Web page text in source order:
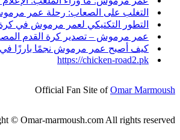
التغلب على الصعاب: رحلة عمر
التطور التكتيكي لعمر مرموش في
عمر مرموش – تصدير كرة القدم
كيف أصبح عمر مرموش نجمًا بارزًا في
https://chicken-road2.pk
Official Fan Site ofOmar Marmoush
© Omar-marmoush.com All rights reserved.